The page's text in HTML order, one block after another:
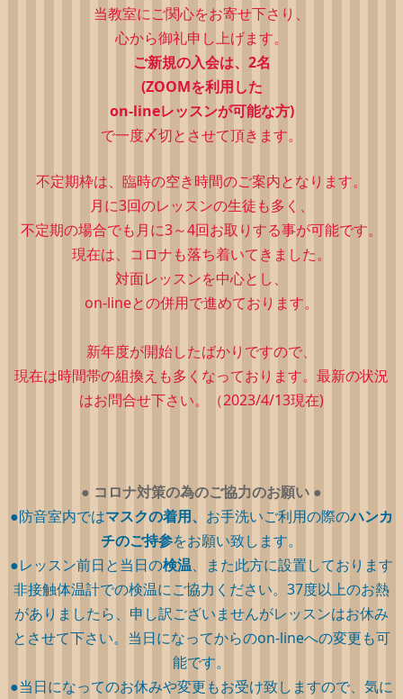
当教室にご関心をお寄せ下さり、
心から御礼申し上げます。
ご新規の入会は、2名
(ZOOMを利用した
on-lineレッスンが可能な方)
で一度〆切とさせて頂きます。
不定期枠は、 臨時の空き時間のご案内となります。
月に3回のレッスンの生徒も多く、
不定期の場合でも月に3～4回お取りする事が可能です。
現在は、コロナも落ち着いてきました。
対面レッスンを中心とし、
on-lineとの併用で進めております。
新年度が開始したばかりですので、
現在は時間帯の組換えも多くなっております。最新の状況
はお問合せ下さい。（2023/4/13現在)
● コロナ対策の為のご協力のお願い ●
●防音室内ではマスクの着用、 お手洗いご利用の際のハンカ
チのご持参をお願い致します。
●レッスン前日と当日の検温、また此方に設置しております
非接触体温計での検温にご協力ください。37度以上のお熱
がありましたら、申し訳ございませんがレッスンはお休み
とさせて下さい。当日になってからのon-lineへの変更も可
能です。
●当日になってのお休みや変更もお受け致しますので、気に